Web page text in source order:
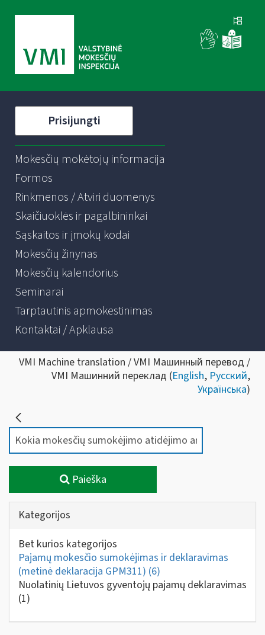
Prisijungti
Mokesčių mokėtojų informacija
Formos
Rinkmenos / Atviri duomenys
Skaičiuoklės ir pagalbininkai
Sąskaitos ir įmokų kodai
Mokesčių žinynas
Mokesčių kalendorius
Seminarai
Tarptautinis apmokestinimas
Kontaktai / Apklausa
VMI Machine translation / VMI Машинный перевод /
VMI Машинний переклад (English, Русский,
Українська)
Paieška
Kategorijos
Bet kurios kategorijos
Pajamų mokesčio sumokėjimas ir deklaravimas
(metinė deklaracija GPM311) (6)
Nuolatinių Lietuvos gyventojų pajamų deklaravimas
(1)